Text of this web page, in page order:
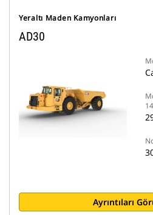
Yeraltı Maden Kamyonları
AD30
Ayrıntıları